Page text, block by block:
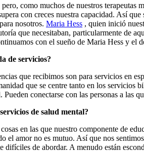
como muchos de nuestros
con creces nuestra capacidad. Así
nosotros. Maria Hess , quien inició
que necesitaban, particularmente de
con el sueño de Maria Hess y el
de servicios?
que recibimos son para servicios en
que se centre tanto en los
conectarse con las personas a las
de salud mental?
en las que nuestro componente de
amor no es mutuo. Así que nos
difíciles de abordar. A menudo están